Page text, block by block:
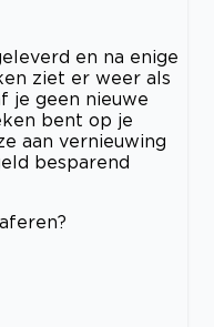
en na enige
ziet er weer als
je geen nieuwe
bent op je
aan vernieuwing
besparend